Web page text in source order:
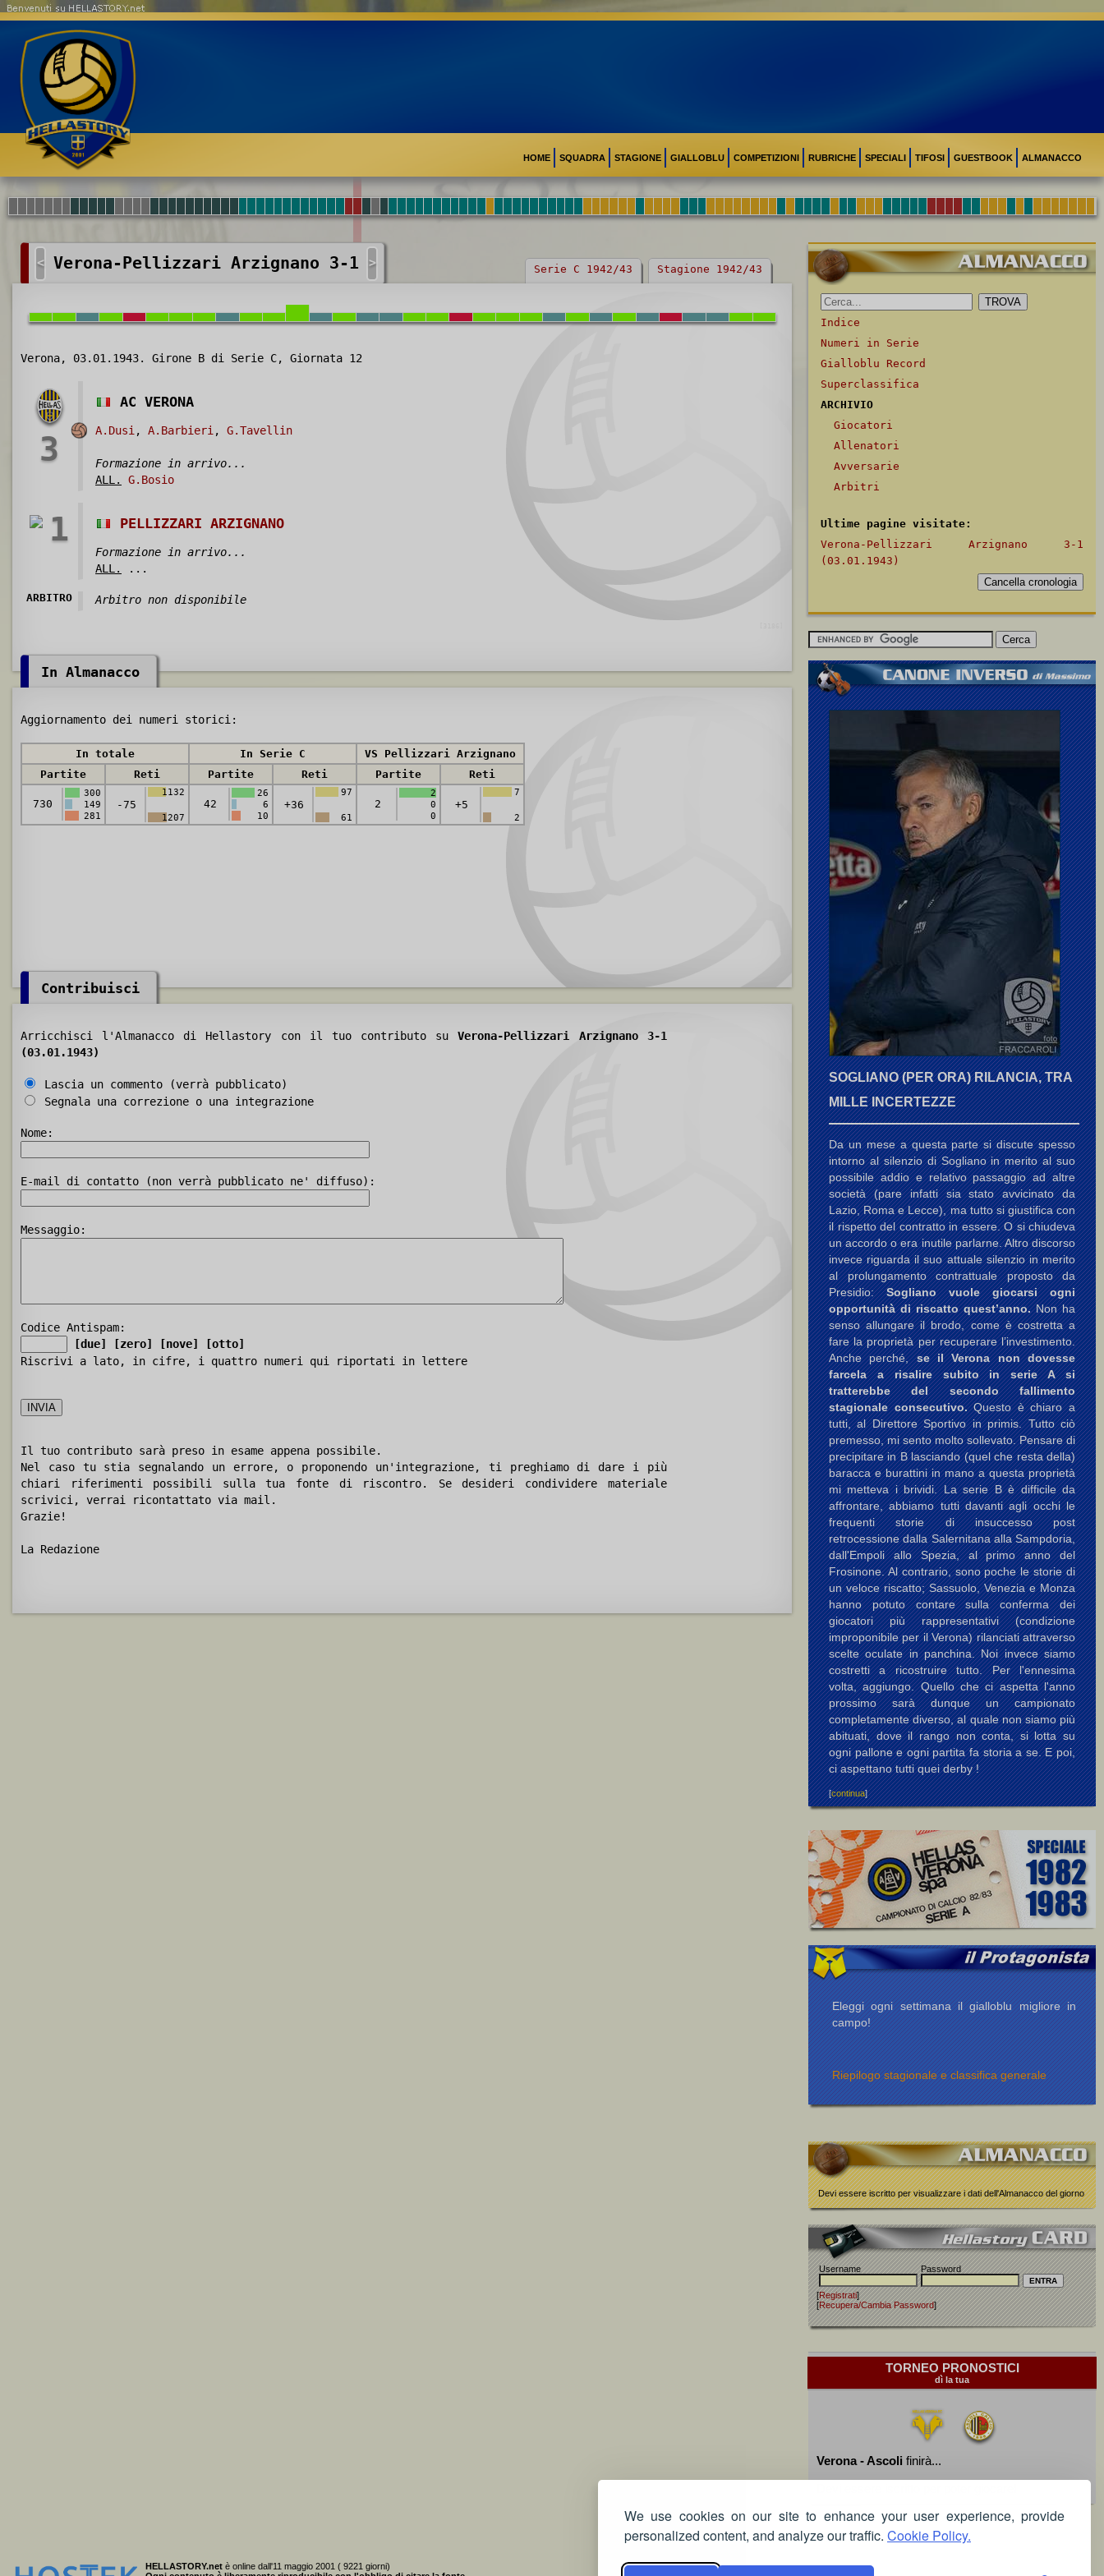
We use cookies on our site to enhance your user experience, provide
personalized content, and analyze our traffic. Cookie Policy.
HOME SQUADRA STAGIONE GIALLOBLU COMPETIZIONI RUBRICHE SPECIALI TIFOSI GUESTBOOK ALMANACCO
Benvenuti su HELLASTORY.net
< Verona-Pellizzari Arzignano 3-1 > Serie C 1942/43 Stagione 1942/43
Verona, 03.01.1943. Girone B di Serie C, Giornata 12
3
AC VERONA
A.Dusi , A.Barbieri , G.Tavellin
Formazione in arrivo...
ALL.
G.Bosio
1 PELLIZZARI ARZIGNANO
Formazione in arrivo...
ALL.
...
ARBITRO Arbitro non disponibile
In Almanacco
Aggiornamento dei numeri storici:
In totale In Serie C
VS Pellizzari Arzignano
Partite
Reti Partite Reti Partite Reti
730
300
149
281
-75
1132
1207
42
26
6
10
+36
97
61
2
2
0
0
+5
7
2
Contribuisci
Arricchisci l'Almanacco di Hellastory con il tuo contributo suVerona-Pellizzari Arzignano 3-1
(03.01.1943)
Lascia un commento (verrà pubblicato)
Segnala una correzione o una integrazione
Nome:
E-mail di contatto (non verrà pubblicato ne' diffuso):
Messaggio:
Codice Antispam:
[due]
[zero] [nove]
[otto]
Riscrivi a lato, in cifre, i quattro numeri qui riportati in lettere
Il tuo contributo sarà preso in esame appena possibile.
Nel caso tu stia segnalando un errore, o proponendo un'integrazione, ti preghiamo di dare i più
chiari riferimenti possibili sulla tua fonte di riscontro. Se desideri condividere materiale
scrivici, verrai ricontattato via mail.
Grazie!
La Redazione
Indice
Numeri in Serie
Gialloblu Record
Superclassifica
ARCHIVIO
Giocatori
Allenatori
Avversarie
Arbitri
Ultime pagine visitate:
Verona-Pellizzari Arzignano 3-1
(03.01.1943)
SOGLIANO (PER ORA) RILANCIA, TRA
MILLE INCERTEZZE
Da un mese a questa parte si discute spesso
intorno al silenzio di Sogliano in merito al suo
possibile addio e relativo passaggio ad altre
società (pare infatti sia stato avvicinato da
Lazio, Roma e Lecce), ma tutto si giustifica con
il rispetto del contratto in essere. O si chiudeva
un accordo o era inutile parlarne. Altro discorso
invece riguarda il suo attuale silenzio in merito
al prolungamento contrattuale proposto da
Presidio:Sogliano vuole giocarsi ogni
opportunità di riscatto quest’anno.Non ha
senso allungare il brodo, come è costretta a
fare la proprietà per recuperare l’investimento.
Anche perché,se il Verona non dovesse
farcela a risalire subito in serie A si
tratterebbe del secondo fallimento
stagionale consecutivo.Questo è chiaro a
tutti, al Direttore Sportivo in primis. Tutto ciò
premesso, mi sento molto sollevato. Pensare di
precipitare in B lasciando (quel che resta della)
baracca e burattini in mano a questa proprietà
mi metteva i brividi. La serie B è difficile da
affrontare, abbiamo tutti davanti agli occhi le
frequenti storie di insuccesso post
retrocessione dalla Salernitana alla Sampdoria,
dall'Empoli allo Spezia, al primo anno del
Frosinone. Al contrario, sono poche le storie di
un veloce riscatto; Sassuolo, Venezia e Monza
hanno potuto contare sulla conferma dei
giocatori più rappresentativi (condizione
improponibile per il Verona) rilanciati attraverso
scelte oculate in panchina. Noi invece siamo
costretti a ricostruire tutto. Per l'ennesima
volta, aggiungo. Quello che ci aspetta l'anno
prossimo sarà dunque un campionato
completamente diverso, al quale non siamo più
abituati, dove il rango non conta, si lotta su
ogni pallone e ogni partita fa storia a se. E poi,
ci aspettano tutti quei derby !
[continua]
Eleggi ogni settimana il gialloblu migliore in
campo!
Riepilogo stagionale e classifica generale
Devi essere iscritto per visualizzare i dati dell'Almanacco del giorno
Username Password
[Registrati]
[Recupera/Cambia Password]
TORNEO PRONOSTICI
dì la tua
Verona - Ascoli finirà...
HELLASTORY.netè online dall'11 maggio 2001 ( 9221 giorni)